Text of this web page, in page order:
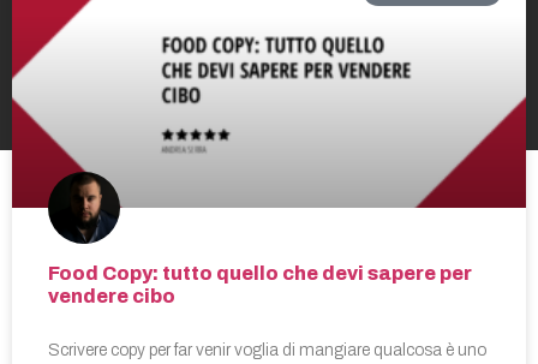
Food Copy: tutto quello che devi sapere per
vendere cibo
Scrivere copy per far venir voglia di mangiare qualcosa è uno